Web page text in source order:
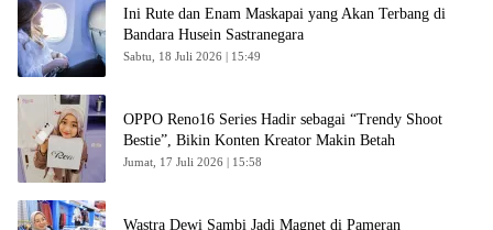
Ini Rute dan Enam Maskapai yang Akan Terbang di
Bandara Husein Sastranegara
Sabtu, 18 Juli 2026 | 15:49
OPPO Reno16 Series Hadir sebagai “Trendy Shoot
Bestie”, Bikin Konten Kreator Makin Betah
Jumat, 17 Juli 2026 | 15:58
Wastra Dewi Sambi Jadi Magnet di Pameran